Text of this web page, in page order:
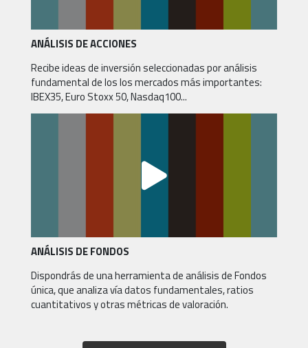
ANÁLISIS DE ACCIONES
Recibe ideas de inversión seleccionadas por análisis
fundamental de los los mercados más importantes:
IBEX35, Euro Stoxx 50, Nasdaq100...
ANÁLISIS DE FONDOS
Dispondrás de una herramienta de análisis de Fondos
única, que analiza vía datos fundamentales, ratios
cuantitativos y otras métricas de valoración.